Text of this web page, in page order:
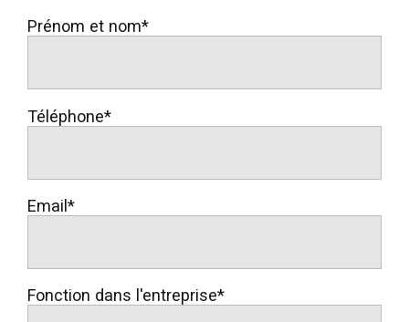
Prénom et nom*
Téléphone*
Email*
Fonction dans l'entreprise*